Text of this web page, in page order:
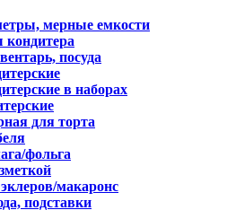
мерные емкости
посуда
в наборах
для торта
фольга
макаронс
подставки